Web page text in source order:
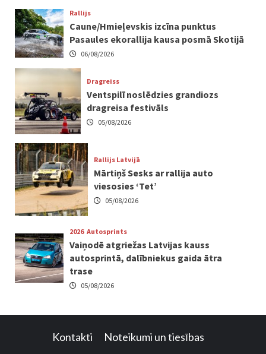
Rallijs
Caune/Hmieļevskis izcīna punktus
Pasaules ekorallija kausa posmā Skotijā
06/08/2026
Dragreiss
Ventspilī noslēdzies grandiozs
dragreisa festivāls
05/08/2026
Rallijs Latvijā
Mārtiņš Sesks ar rallija auto
viesosies ‘Tet’
05/08/2026
2026 Autosprints
Vaiņodē atgriežas Latvijas kauss
autosprintā, dalībniekus gaida ātra
trase
05/08/2026
Kontakti Noteikumi un tiesības